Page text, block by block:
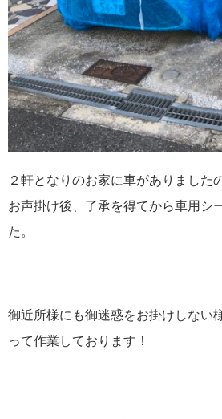
２軒となりのお家に車がありました
お声掛け後、了承を得てから車用シ
た。
御近所様にも御迷惑をお掛けしない
って作業しております！